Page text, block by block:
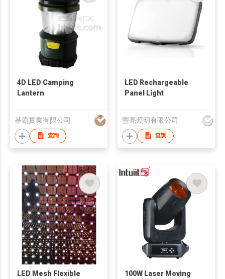
4D LED Camping
Lantern
基霸實業有限公司
查詢
LED Rechargeable
Panel Light
豐亮照明有限公司
查詢
LED Mesh Flexible
100W Laser Moving